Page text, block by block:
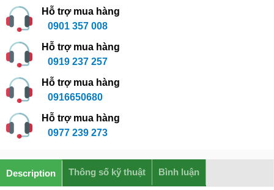
Hỗ trợ mua hàng
0901 357 008
Hỗ trợ mua hàng
0919 237 257
Hỗ trợ mua hàng
0916650680
Hỗ trợ mua hàng
0977 239 273
Description Thông số kỹ thuật Bình luận